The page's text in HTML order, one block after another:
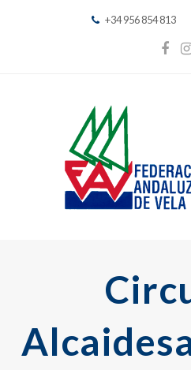
+34 956 854 813